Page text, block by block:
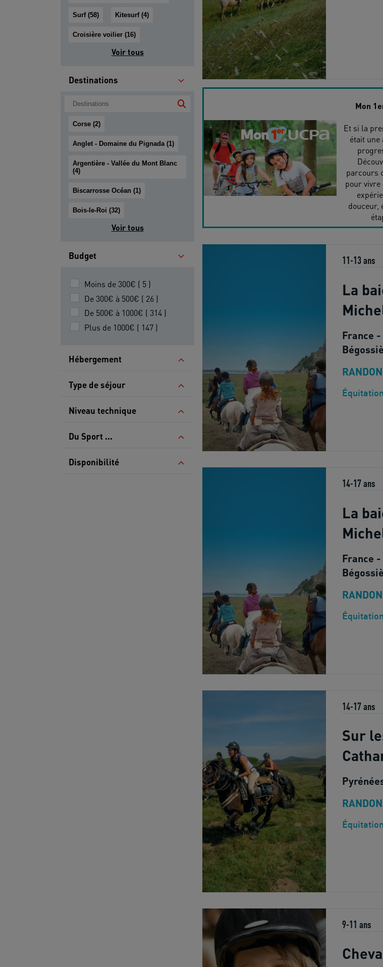
Surf (58) Kitesurf (4)
Croisière voilier (16)
Voir tous
Destinations
Corse (2)
Anglet - Domaine du Pignada (1)
Argentière - Vallée du Mont Blanc
(4)
Biscarrosse Océan (1)
Bois-le-Roi (32)
Voir tous
Budget
Moins de 300€ ( 5 )
De 300€ à 500€ ( 26 )
De 500€ à 1000€ ( 314 )
Plus de 1000€ ( 147 )
Hébergement
Type de séjour
Niveau technique
Du Sport ...
Disponibilité
Mon
Et si la
était une
parcours
pour vivre
douceur,
11-13 ans
La
France
14-17 ans
La
France
14-17 ans
Sur
9-11 ans